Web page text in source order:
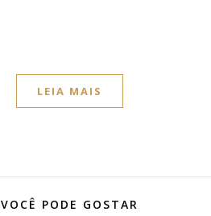
LEIA MAIS
VOCÊ PODE GOSTAR